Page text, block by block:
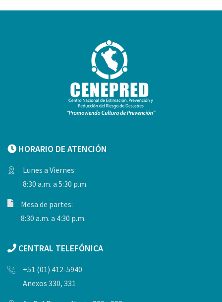
HORARIO DE ATENCIÓN
Lunes a Viernes:
8:30 a.m. a 5:30 p.m.
Mesa de partes:
8:30 a.m. a 4:30 p.m.
CENTRAL TELEFÓNICA
+51 (01) 412-5940
Anexos 330, 331